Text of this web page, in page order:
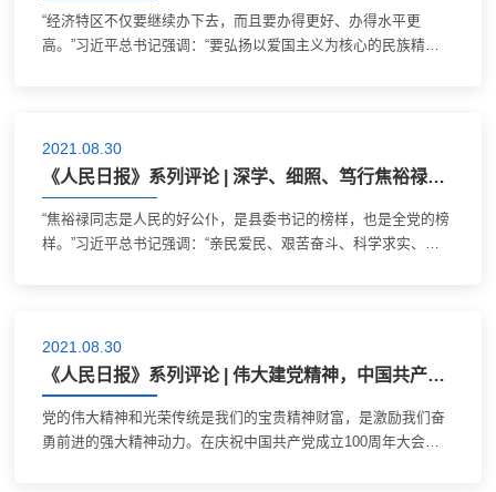
“经济特区不仅要继续办下去，而且要办得更好、办得水平更
高。”习近平总书记强调：“要弘扬以爱国主义为核心的民族精神
2021.08.30
《人民日报》系列评论 | 深学、细照、笃行焦裕禄精神——论中国共产党人的精神谱系之十
“焦裕禄同志是人民的好公仆，是县委书记的榜样，也是全党的榜
样。”习近平总书记强调：“亲民爱民、艰苦奋斗、科学求实、迎
2021.08.30
《人民日报》系列评论 | 伟大建党精神，中国共产党的精神之源 ——论中国共产党人的精神谱系之一
党的伟大精神和光荣传统是我们的宝贵精神财富，是激励我们奋
勇前进的强大精神动力。在庆祝中国共产党成立100周年大会